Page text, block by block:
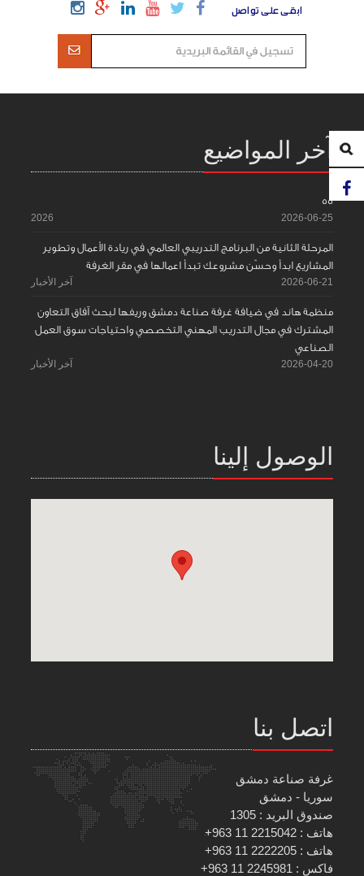
ابقى على تواصل
آخر المواضيع
55
2026-06-25
2026
المرحلة الثانية من البرنامج التدريبي العالمي في ريادة الأعمال وتطوير
المشاريع ابدأ وحسّن مشروعك تبدأ اعمالها في مقر الغرفة
2026-06-21 آخر الأخبار
منظمة هاند في ضيافة غرفة صناعة دمشق وريفها لبحث آفاق التعاون
المشترك في مجال التدريب المهني التخصصي واحتياجات سوق العمل
الصناعي
2026-04-20 آخر الأخبار
الوصول إلينا
اتصل بنا
غرفة صناعة دمشق
سوريا - دمشق
صندوق البريد : 1305
هاتف : 2215042 11 963+
هاتف : 2222205 11 963+
فاكس : 2245981 11 963+